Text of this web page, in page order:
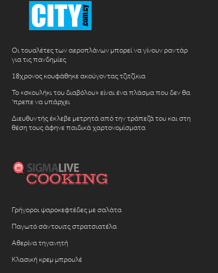
Οι τουαλέτες των αεροπλάνων μπορεί να γίνουν ραντάρ
για τις πανδημίες
18χρονος κουφάθηκε ακούγοντας τζιτζίκια
Το «σκουλήκι του διαβόλου» είναι ένα πλάσμα που δεν θα
‘πρεπε να υπάρχει
Διευθυντής έκλεβε μετρητά από την τράπεζά του και στη
θέση τους άφηνε παιδικά χαρτονομίσματα
Γρήγοροι ψαροκεφτέδες με σαλάτα
Παγωτό σάντουιτς στρατσιατέλα
Αθερίνα τηγανητή
Κλασική κρεμ μπρουλέ